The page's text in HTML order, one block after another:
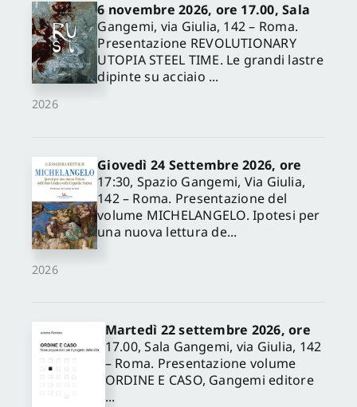
2026
6 novembre 2026, ore 17.00, Sala
Gangemi, via Giulia, 142 – Roma.
Presentazione REVOLUTIONARY
UTOPIA STEEL TIME. Le grandi lastre
dipinte su acciaio ...
2026
Giovedì 24 Settembre 2026, ore
17:30, Spazio Gangemi, Via Giulia,
142 – Roma. Presentazione del
volume MICHELANGELO. Ipotesi per
una nuova lettura de...
Martedì 22 settembre 2026, ore
17.00, Sala Gangemi, via Giulia, 142
– Roma. Presentazione volume
ORDINE E CASO, Gangemi editore
...